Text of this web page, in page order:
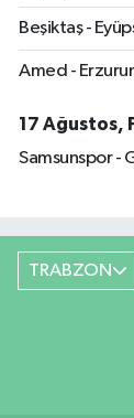
Beşiktaş -
Amed -
17 Ağustos,
Samsunspor -
TRABZON